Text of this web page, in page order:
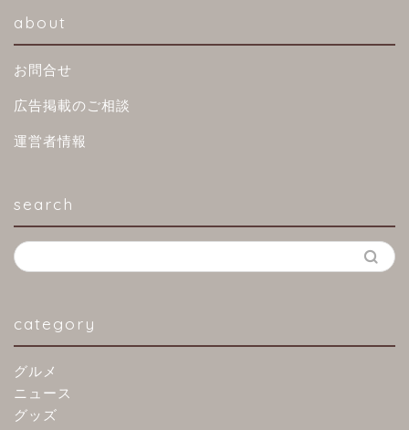
about
お問合せ
広告掲載のご相談
運営者情報
search
category
グルメ
ニュース
グッズ